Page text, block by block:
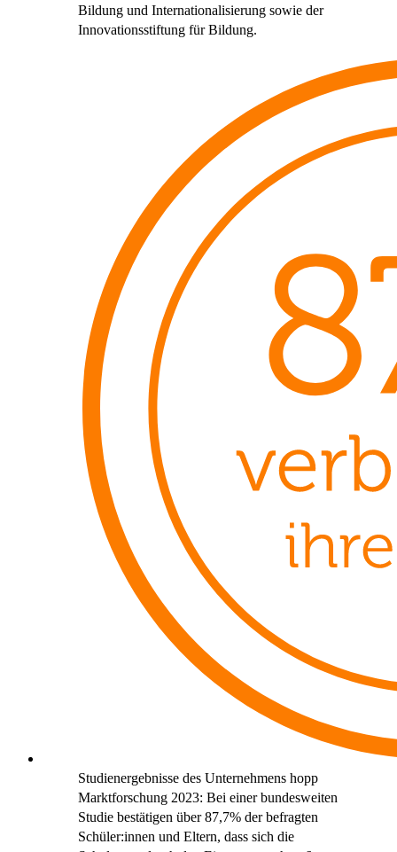
Bildung und Internationalisierung sowie der
Innovationsstiftung für Bildung.
Studienergebnisse des Unternehmens hopp
Marktforschung 2023: Bei einer bundesweiten
Studie bestätigen über 87,7% der befragten
Schüler:innen und Eltern, dass sich die